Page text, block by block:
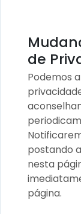
de
Podemos
postando
nesta
página.